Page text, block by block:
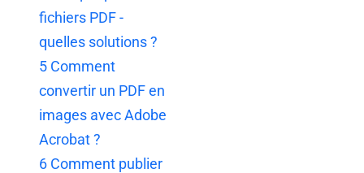
fichiers PDF -
quelles solutions ?
5 Comment
convertir un PDF en
images avec Adobe
Acrobat ?
6 Comment publier